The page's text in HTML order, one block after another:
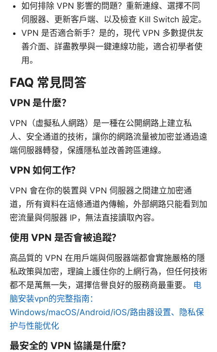
如何排除 VPN 影響的問題？重新連線、選擇不同
伺服器、更新客戶端、以及檢查 Kill Switch 設定。
VPN 是否適合新手？是的，現代 VPN 多數提供友
善介面、詳盡教學與一鍵連線功能，適合初學者使
用。
FAQ 常見問答
VPN 是什麼？
VPN（虛擬私人網路）是一種在公開網路上建立私
人、安全通道的技術，讓你的網路流量被加密並通過遠
端伺服器轉發，保護隱私並改善跨區連線。
VPN 如何工作？
VPN 會在你的裝置與 VPN 伺服器之間建立加密通
道，所有資料在這條通道內傳輸，外部網路只能看到加
密流量與伺服器 IP，無法直接讀取內容。
使用 VPN 是否會被追蹤？
高品質的 VPN 在用戶端與伺服器端都會實施嚴格的隱
私政策與加密，理論上護住你的上網行為，但任何技術
都不是萬無一失，選擇信譽良好的服務商最重要。 电
脑安装vpn的完整指南：
Windows/macOS/Android/iOS/路由器设置、隐私保
护与性能优化
最安全的 VPN 協議是什麼？